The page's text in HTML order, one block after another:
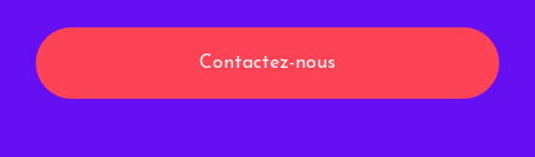
Contactez-nous